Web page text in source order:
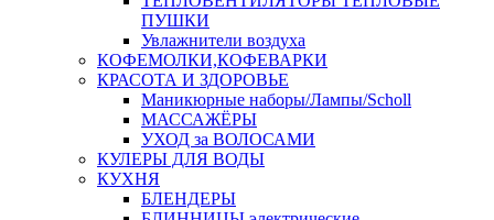
ПУШКИ
Увлажнители воздуха
КОФЕМОЛКИ,КОФЕВАРКИ
КРАСОТА И ЗДОРОВЬЕ
Маникюрные наборы/Лампы/Scholl
МАССАЖЁРЫ
УХОД за ВОЛОСАМИ
КУЛЕРЫ ДЛЯ ВОДЫ
КУХНЯ
БЛЕНДЕРЫ